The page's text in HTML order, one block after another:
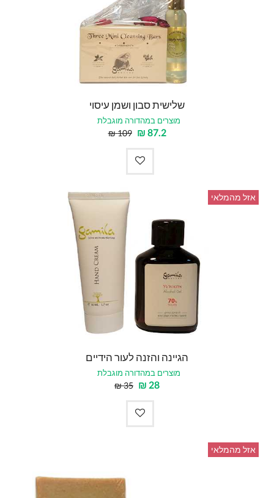
שלישית סבון ושמן עיסוי
מוצרים במהדורה מוגבלת
87.2
₪
109
₪
אזל מהמלאי
הגיינה והזנה לעור הידיים
מוצרים במהדורה מוגבלת
28
₪
35
₪
אזל מהמלאי